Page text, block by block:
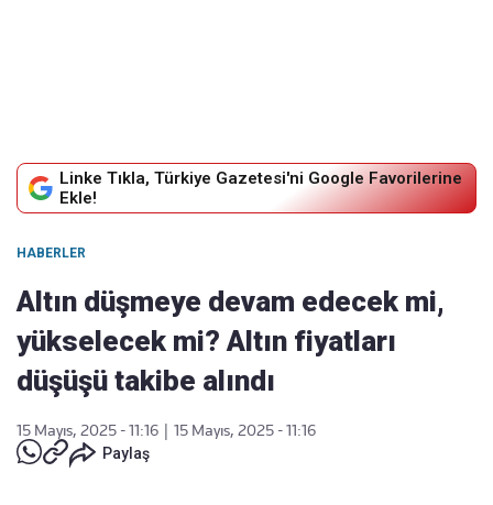
Linke Tıkla, Türkiye Gazetesi'ni Google Favorilerine
Ekle!
HABERLER
Altın düşmeye devam edecek mi,
yükselecek mi? Altın fiyatları
düşüşü takibe alındı
15 Mayıs, 2025 - 11:16
15 Mayıs, 2025 - 11:16
Paylaş